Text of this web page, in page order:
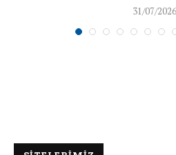
31/07/2026